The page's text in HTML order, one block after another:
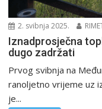
2. svibnja 2025.
Iznadprosječna
dugo zadržati
Prvog svibnja na
ranoljetno vrijeme uz
je...